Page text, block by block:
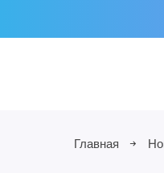
Главная